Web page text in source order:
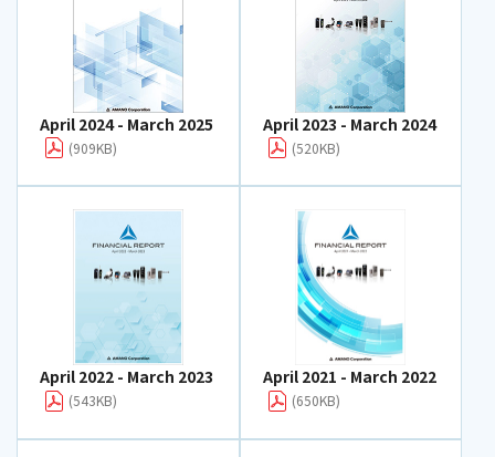
April 2024 - March 2025
(909KB)
April 2023 - March 2024
(520KB)
April 2022 - March 2023
(543KB)
April 2021 - March 2022
(650KB)